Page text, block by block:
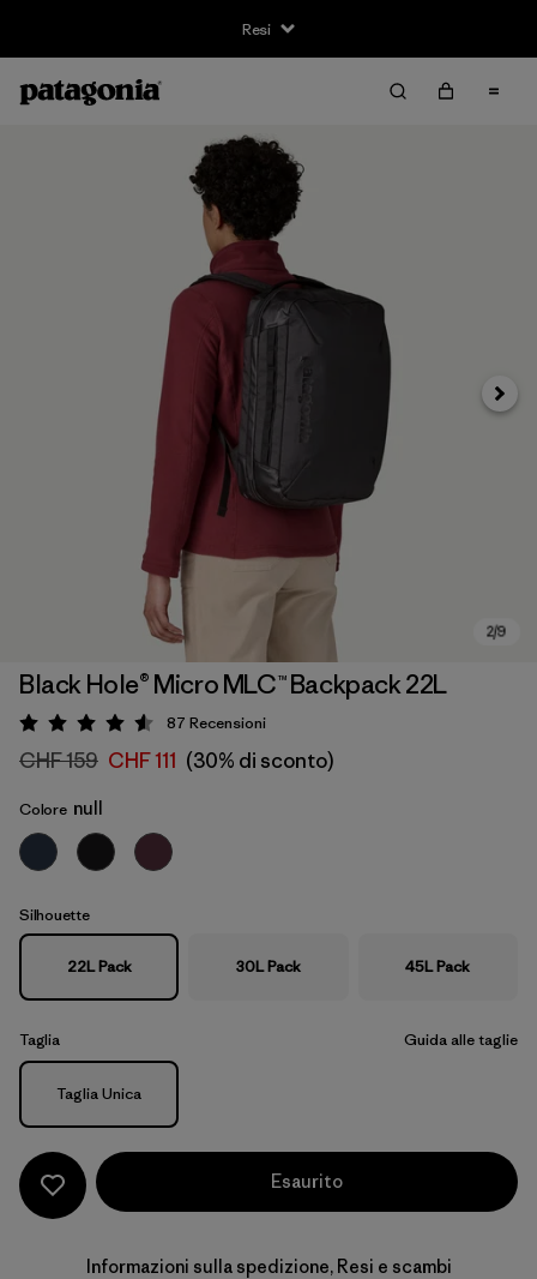
Resi
Avanti
Black Hole® Micro MLC™ Backpack 22L
Valutazione: 4.6 / 5
87 Recensioni
CHF 159 CHF 111 (30% di sconto)
Colore null
Silhouette
22L Pack 30L Pack 45L Pack
Taglia Guida alle taglie
Taglia
Taglia Unica
Esaurito
Informazioni sulla spedizione, Resi e scambi